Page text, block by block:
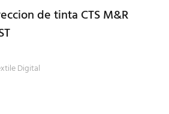
de tinta CTS M&R
Digital